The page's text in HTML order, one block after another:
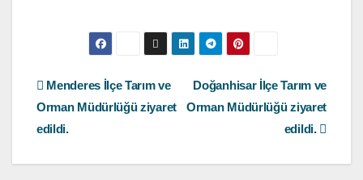
Yazı
gezinmesi
Doğanhisar İlçe Tarım ve
Orman Müdürlüğü ziyaret
edildi.
Menderes İlçe Tarım ve
Orman Müdürlüğü ziyaret
edildi.